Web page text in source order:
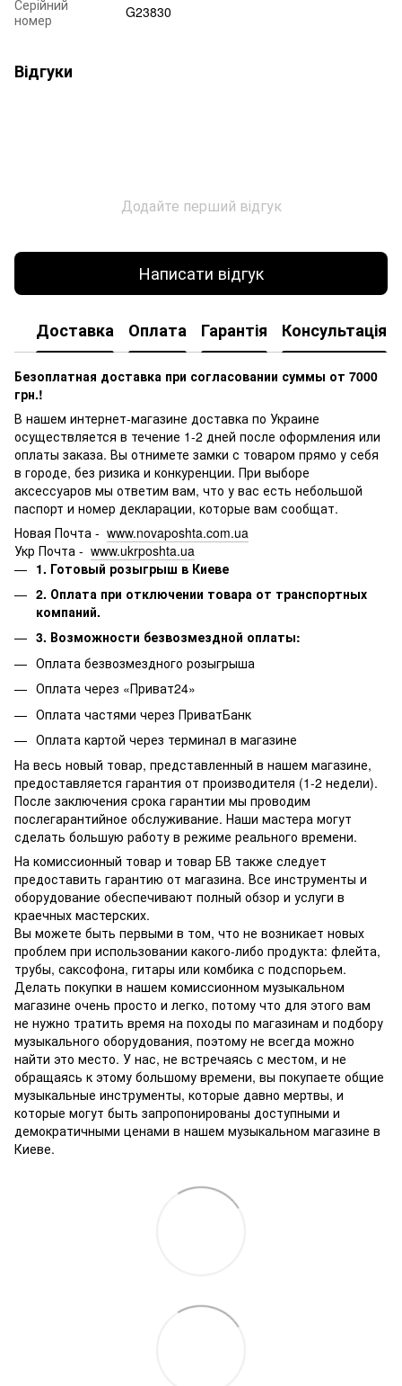
Серійний
номер
G23830
Відгуки
Додайте перший відгук
Написати відгук
Доставка Оплата Гарантія Консультація
Безоплатная доставка при согласовании суммы от 7000
грн.!
В нашем интернет-магазине доставка по Украине
осуществляется в течение 1-2 дней после оформления или
оплаты заказа. Вы отнимете замки с товаром прямо у себя
в городе, без ризика и конкуренции. При выборе
аксессуаров мы ответим вам, что у вас есть небольшой
паспорт и номер декларации, которые вам сообщат.
Новая Почта - www.novaposhta.com.ua
Укр Почта - www.ukrposhta.ua
1. Готовый розыгрыш в Киеве
2. Оплата при отключении товара от транспортных
компаний.
3. Возможности безвозмездной оплаты:
Оплата безвозмездного розыгрыша
Оплата через «Приват24»
Оплата частями через ПриватБанк
Оплата картой через терминал в магазине
На весь новый товар, представленный в нашем магазине,
предоставляется гарантия от производителя (1-2 недели).
После заключения срока гарантии мы проводим
послегарантийное обслуживание. Наши мастера могут
сделать большую работу в режиме реального времени.
На комиссионный товар и товар БВ также следует
предоставить гарантию от магазина. Все инструменты и
оборудование обеспечивают полный обзор и услуги в
краечных мастерских.
Вы можете быть первыми в том, что не возникает новых
проблем при использовании какого-либо продукта: флейта,
трубы, саксофона, гитары или комбика с подспорьем.
Делать покупки в нашем комиссионном музыкальном
магазине очень просто и легко, потому что для этого вам
не нужно тратить время на походы по магазинам и подбору
музыкального оборудования, поэтому не всегда можно
найти это место. У нас, не встречаясь с местом, и не
обращаясь к этому большому времени, вы покупаете общие
музыкальные инструменты, которые давно мертвы, и
которые могут быть запропонированы доступными и
демократичными ценами в нашем музыкальном магазине в
Киеве.